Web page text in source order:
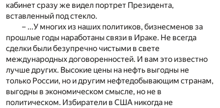
кабинет сразу же видел портрет Президента,
вставленный под стекло.
– ...У многих из наших политиков, бизнесменов за
прошлые годы наработаны связи в Ираке. Не всегда
сделки были безупречно чистыми в свете
международных договоренностей. И вам это известно
лучше других. Высокие цены на нефть выгодны не
только России, но и другим нефтедобывающим странам,
выгодны в экономическом смысле, но не в
политическом. Избиратели в США никогда не